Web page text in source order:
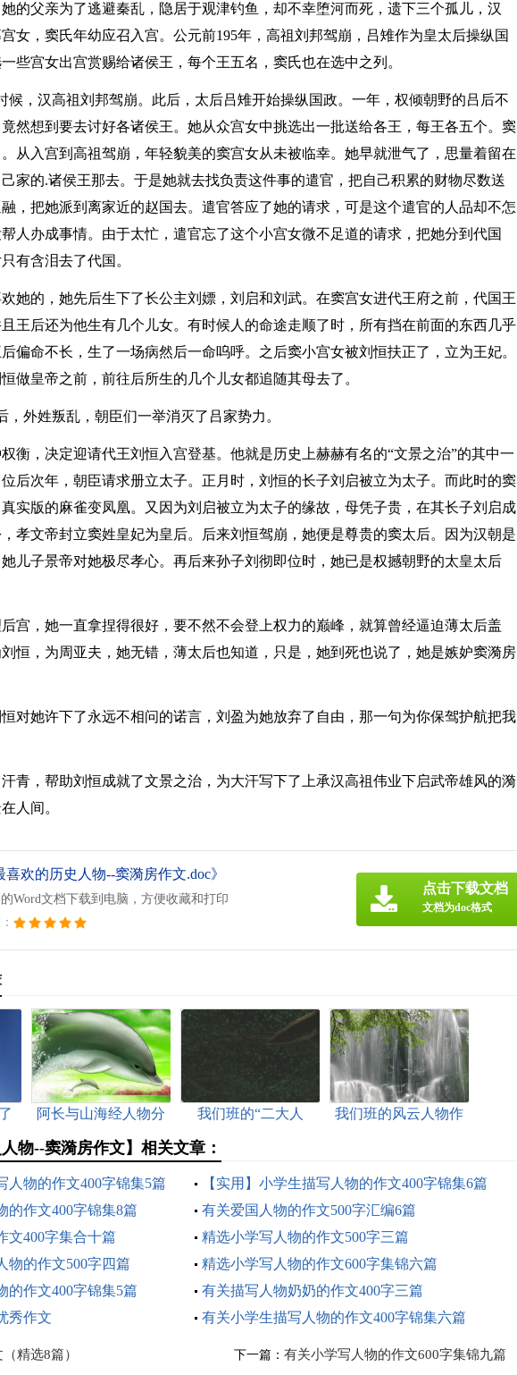
的父亲为了逃避秦乱，隐居于观津钓鱼，却不幸堕河而死，遗下三个孤儿，汉
女，窦氏年幼应召入宫。公元前195年，高祖刘邦驾崩，吕雉作为皇太后操纵国
些宫女出宫赏赐给诸侯王，每个王五名，窦氏也在选中之列。
候，汉高祖刘邦驾崩。此后，太后吕雉开始操纵国政。一年，权倾朝野的吕后不
然想到要去讨好各诸侯王。她从众宫女中挑选出一批送给各王，每王各五个。窦
从入宫到高祖驾崩，年轻貌美的窦宫女从未被临幸。她早就泄气了，思量着留在
家的.诸侯王那去。于是她就去找负责这件事的遣官，把自己积累的财物尽数送
，把她派到离家近的赵国去。遣官答应了她的请求，可是这个遣官的人品却不怎
人办成事情。由于太忙，遣官忘了这个小宫女微不足道的请求，把她分到代国
有含泪去了代国。
她的，她先后生下了长公主刘嫖，刘启和刘武。在窦宫女进代王府之前，代国王
王后还为他生有几个儿女。有时候人的命途走顺了时，所有挡在前面的东西几乎
偏命不长，生了一场病然后一命呜呼。之后窦小宫女被刘恒扶正了，立为王妃。
做皇帝之前，前往后所生的几个儿女都追随其母去了。
，外姓叛乱，朝臣们一举消灭了吕家势力。
衡，决定迎请代王刘恒入宫登基。他就是历史上赫赫有名的“文景之治”的其中一
后次年，朝臣请求册立太子。正月时，刘恒的长子刘启被立为太子。而此时的窦
实版的麻雀变凤凰。又因为刘启被立为太子的缘故，母凭子贵，在其长子刘启成
孝文帝封立窦姓皇妃为皇后。后来刘恒驾崩，她便是尊贵的窦太后。因为汉朝是
儿子景帝对她极尽孝心。再后来孙子刘彻即位时，她已是权撼朝野的太皇太后
宫，她一直拿捏得很好，要不然不会登上权力的巅峰，就算曾经逼迫薄太后盖
恒，为周亚夫，她无错，薄太后也知道，只是，她到死也说了，她是嫉妒窦漪房
对她许下了永远不相问的诺言，刘盈为她放弃了自由，那一句为你保驾护航把我
青，帮助刘恒成就了文景之治，为大汗写下了上承汉高祖伟业下启武帝雄风的漪
人间。
喜欢的历史人物--窦漪房作文.doc》
Word文档下载到电脑，方便收藏和打印
点击下载文档
文档为doc格式
阿长与山海经人物分
我们班的“二大人
我们班的风云人物作
物--窦漪房作文】相关文章：
人物的作文400字锦集5篇
【实用】小学生描写人物的作文400字锦集6篇
的作文400字锦集8篇
有关爱国人物的作文500字汇编6篇
文400字集合十篇
精选小学写人物的作文500字三篇
物的作文500字四篇
精选小学写人物的作文600字集锦六篇
的作文400字锦集5篇
有关描写人物奶奶的作文400字三篇
秀作文
有关小学生描写人物的作文400字锦集六篇
精选8篇） 下一篇： 有关小学写人物的作文600字集锦九篇